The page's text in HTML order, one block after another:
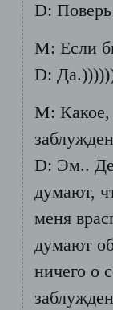
D:
М: Если
D:
М: Какое,
D: Эм..
думают,
меня
думают
ничего о